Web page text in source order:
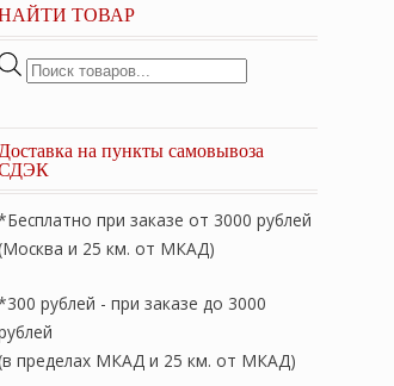
ТОВАР
Поиск
Доставка на пункты самовывоза
при заказе от 3000 рублей
и 25 км. от МКАД)
рублей - при заказе до 3000
пределах МКАД и 25 км. от МКАД)